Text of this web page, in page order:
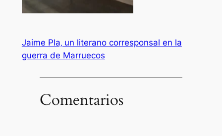
Jaime Pla‚ un literano corresponsal en la
guerra de Marruecos
Comentarios